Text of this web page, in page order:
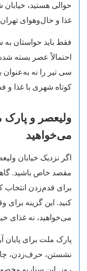
حوالی هستید،
غذا و حال‌وهوای
فقط باید حواستان
احتمالاً عصر بسته
سی تیر را نه به‌عنوان
کوتاه شهری با غذا و
ولیعصر و
می‌خواهید
اگر نزدیک خیابان
مقصد خاص باشید.
برای قدم‌زدن انتخاب
کنید. این گزینه برای
می‌خواهید، نه غذای
پارک ملت برای
نشستن، حرف‌زدن،
روز. این سناریو